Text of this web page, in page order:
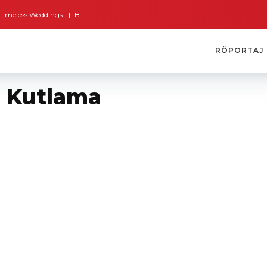
Weddings Bodrum’dan İngiltere’ye Kısa Bir Yolculuk
RÖPORTAJ
Kutlama